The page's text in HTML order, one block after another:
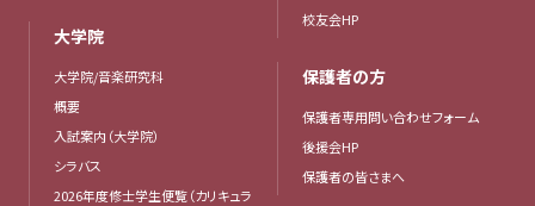
大学院
大学院/音楽研究科
概要
入試案内（大学院）
シラバス
2026年度修士学生便覧（カリキュラ
校友会HP
保護者の方
保護者専用問い合わせフォーム
後援会HP
保護者の皆さまへ